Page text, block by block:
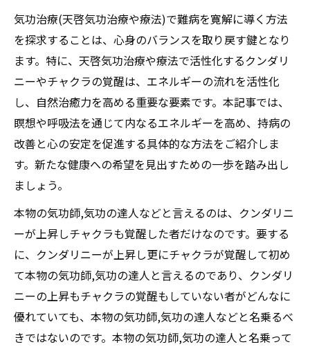
気功治療(天啓気功治療や療法)で難病を寛解に導く方法
を探求することは、心身のバランスを取り戻す鍵となり
ます。特に、天啓気功治療や療法で活性化するクンダリ
ニーやチャクラの覚醒は、エネルギーの流れを活性化
し、自然治癒力を高める重要な要素です。本記事では、
瞑想や呼吸法を通じて内なるエネルギーを高め、持病の
改善と心の安定を促進する具体的な方法をご紹介しま
す。新たな健康への希望を見出すための一歩を踏み出し
ましょう。
本物の気功師,気功の達人などと言えるのは、クンダリニ
ーが上昇しチャクラも覚醒した者だけなのです。要する
に、クンダリニーが上昇し更にチャクラが覚醒して初め
て本物の気功師,気功の達人と言えるのであり、クンダリ
ニーの上昇もチャクラの覚醒もしていない者がどんなに
優れていても、本物の気功師,気功の達人などと名乗るべ
きではないのです。本物の気功師,気功の達人と名乗って